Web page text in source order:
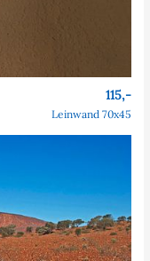
115,-
Leinwand 70x45